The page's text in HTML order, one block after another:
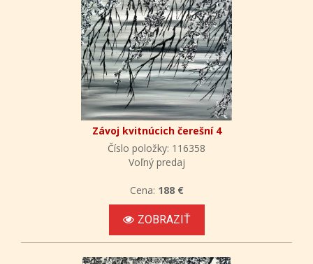
Závoj kvitnúcich čerešní 4
Číslo položky: 116358
Voľný predaj
Cena: 188 €
ZOBRAZIŤ